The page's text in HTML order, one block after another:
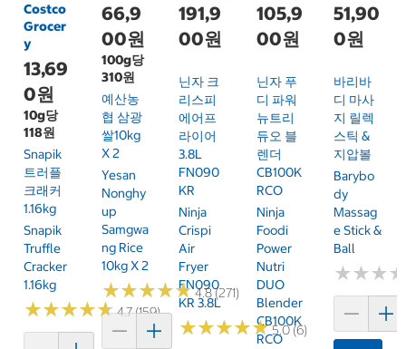
Costco
Grocer
y
13,69
0원
10g당
118원
Snapik
트러플
크래커
1.16kg
Snapik
Truffle
Cracker
1.16kg
★★★★★
★★★★★4.7 (159)
66,9
00원
100g당
310원
예산농
협 삼광
쌀10kg
X 2
Yesan
Nonghy
Up
Samgwa
Ng Rice
10kg X 2
★★★★★
★★★★★4.8 (271)
191,9
00원
닌자 크
리스피
에어프
라이어
3.8L
FN090
KR
Ninja
Crispi
Air
Fryer
FN090
KR 3.8L
★★★★★
★★★★★5.0 (6)
105,9
00원
닌자 푸
디 파워
뉴트리
듀오 블
렌더
CB100K
RCO
Ninja
Foodi
Power
Nutri
DUO
Blender
CB100K
RCO
51,90
0원
바리바
디 마사
지 릴렉
스틱 &
지압볼
Barybo
Dy
Massag
E Stick &
Ball
★★★
★★★